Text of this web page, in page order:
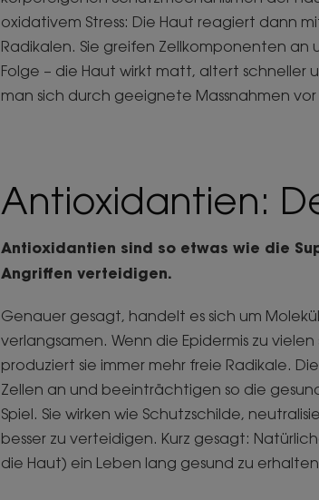
oxidativem Stress: Die Haut reagiert dann
Radikalen. Sie greifen Zellkomponenten an
Folge – die Haut wirkt matt, altert schneller
man sich durch geeignete Massnahmen
Antioxidantien:
Antioxidantien sind so etwas wie die
Angriffen verteidigen.
Genauer gesagt, handelt es sich um
verlangsamen. Wenn die Epidermis zu
produziert sie immer mehr freie Radikale.
Zellen an und beeinträchtigen so die
Spiel. Sie wirken wie Schutzschilde,
besser zu verteidigen. Kurz gesagt:
die Haut) ein Leben lang gesund zu